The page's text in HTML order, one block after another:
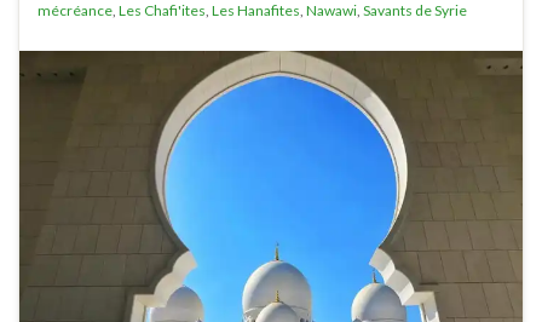
mécréance, Les Chafi'ites, Les Hanafites, Nawawi, Savants de Syrie